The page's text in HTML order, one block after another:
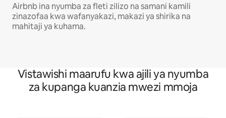
Airbnb ina nyumba za fleti zilizo na samani kamili
zinazofaa kwa wafanyakazi, makazi ya shirika na
mahitaji ya kuhama.
Vistawishi maarufu kwa ajili ya nyumba
za kupanga kuanzia mwezi mmoja